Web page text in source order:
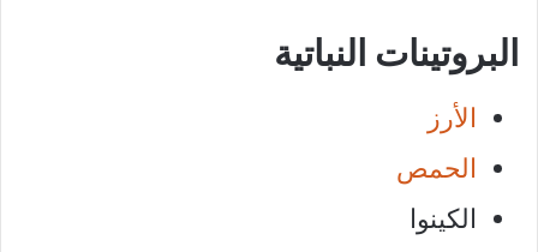
البروتينات النباتية
الأرز
الحمص
الكينوا